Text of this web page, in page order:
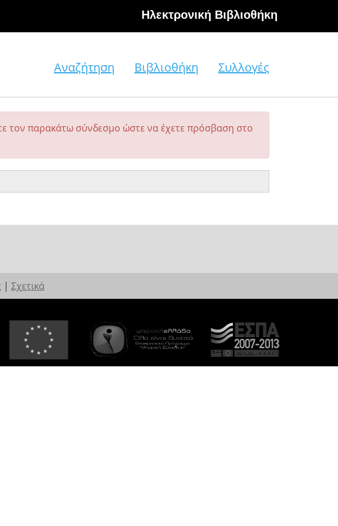
Hλεκτρονική Βιβλιοθήκη
Αναζήτηση Βιβλιοθήκη Συλλογές
τον παρακάτω σύνδεσμο ώστε να έχετε πρόσβαση στο
| Σχετικά